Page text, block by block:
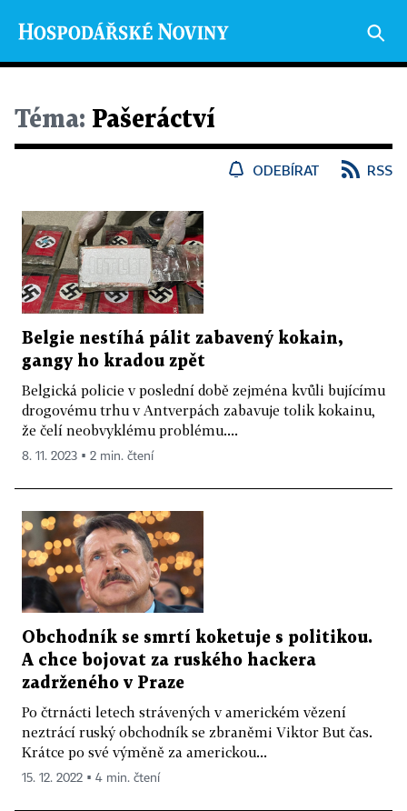
Téma: Pašeráctví
ODEBÍRAT RSS
Belgie nestíhá pálit zabavený kokain,
gangy ho kradou zpět
Belgická policie v poslední době zejména kvůli bujícímu
drogovému trhu v Antverpách zabavuje tolik kokainu,
že čelí neobvyklému problému....
8. 11. 2023 ▪ 2 min. čtení
Obchodník se smrtí koketuje s politikou.
A chce bojovat za ruského hackera
zadrženého v Praze
Po čtrnácti letech strávených v americkém vězení
neztrácí ruský obchodník se zbraněmi Viktor But čas.
Krátce po své výměně za americkou...
15. 12. 2022 ▪ 4 min. čtení